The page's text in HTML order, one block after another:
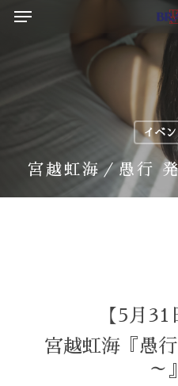
SkipMenu
イベ
宮越虹海／愚行
【5月31
宮越虹海『愚
～